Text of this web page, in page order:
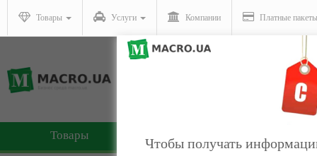
Товары Услуги Компании Платные пакеты
Товары
Чтобы получать